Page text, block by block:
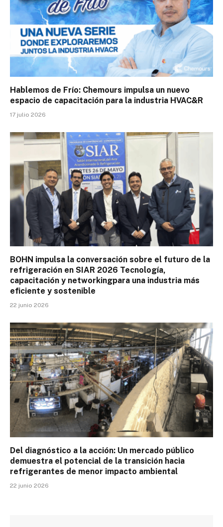
Hablemos de Frío: Chemours impulsa un nuevo
espacio de capacitación para la industria HVAC&R
17 julio 2026
BOHN impulsa la conversación sobre el futuro de la
refrigeración en SIAR 2026 Tecnología,
capacitación y networkingpara una industria más
eficiente y sostenible
22 junio 2026
Del diagnóstico a la acción: Un mercado público
demuestra el potencial de la transición hacia
refrigerantes de menor impacto ambiental
22 junio 2026